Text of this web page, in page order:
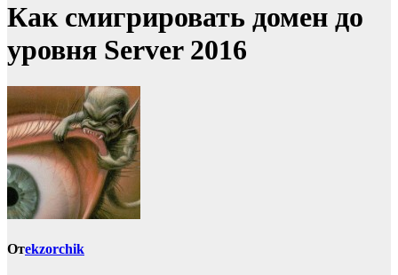
Как смигрировать домен до
уровня Server 2016
Отekzorchik